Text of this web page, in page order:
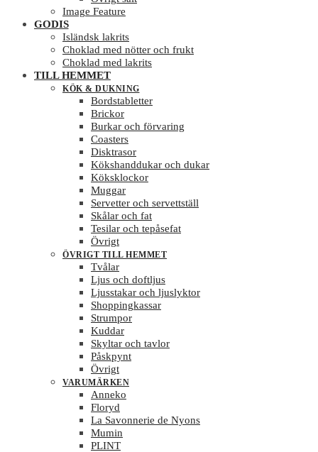
Image Feature
GODIS
Isländsk lakrits
Choklad med nötter och frukt
Choklad med lakrits
TILL HEMMET
KÖK & DUKNING
Bordstabletter
Brickor
Burkar och förvaring
Coasters
Disktrasor
Kökshanddukar och dukar
Köksklockor
Muggar
Servetter och servettställ
Skålar och fat
Tesilar och tepåsefat
Övrigt
ÖVRIGT TILL HEMMET
Tvålar
Ljus och doftljus
Ljusstakar och ljuslyktor
Shoppingkassar
Strumpor
Kuddar
Skyltar och tavlor
Påskpynt
Övrigt
VARUMÄRKEN
Anneko
Floryd
La Savonnerie de Nyons
Mumin
PLINT
hemsidan.
Marknadsföring
Genom att dela
med dig av dina
intressen och ditt
beteende när du
chansen att få se
anpassat innehåll
och erbjudanden.